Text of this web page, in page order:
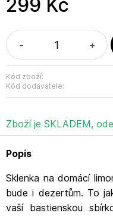
okrajem (výška). Objem udávaný výrobcem je 300 ml.
ruční mytí bez agresivních
pro holandskou
Bastion Collections
XH Montfoort Kontakt:
299 Kč
- +
Kód zboží:
Kód dodavatele:
Zboží je SKLADEM,
Popis
Sklenka na domácí
bude i dezertům. To
vaší bastienskou